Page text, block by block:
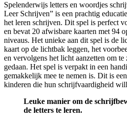
Spelenderwijs letters en woordjes
Leer Schrijven” is een prachtig
het leren schrijven. Dit spel is perfect
en bevat 20 afwisbare kaarten met 94
niveaus. Het unieke aan dit spel is de
kaart op de lichtbak leggen, het
en vervolgens het licht aanzetten om
gedaan. Het spel is verpakt in een
gemakkelijk mee te nemen is. Dit is
kinderen die hun schrijfvaardigheid
Leuke manier om de
de letters te leren.